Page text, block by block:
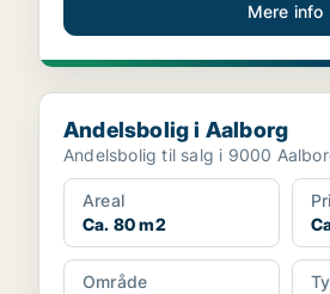
Mere info
Andelsbolig i Aalborg
Andelsbolig i Aalborg
Andelsbolig til salg i 9000
Areal
Ca. 80 m2
Område